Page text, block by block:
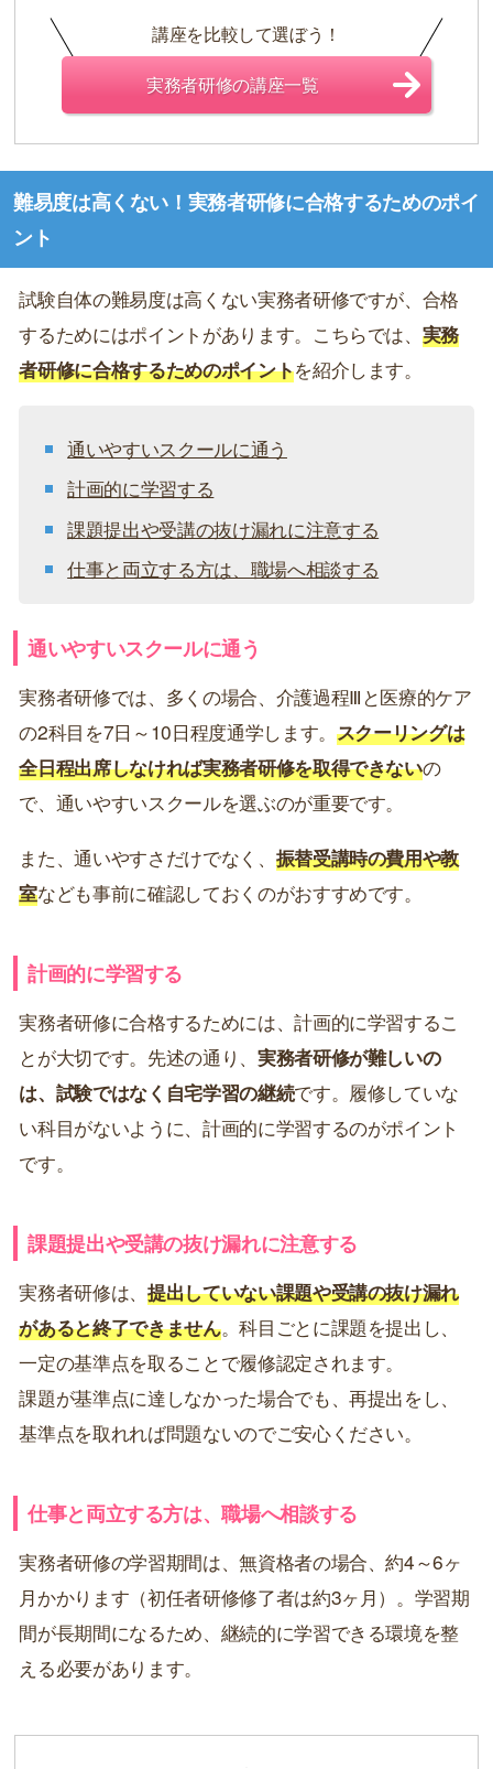
講座を比較して選ぼう！
実務者研修の講座一覧
難易度は高くない！実務者研修に合格するためのポイ
ント
試験自体の難易度は高くない実務者研修ですが、合格
するためにはポイントがあります。こちらでは、 実務
者研修に合格するためのポイントを紹介します。
通いやすいスクールに通う
計画的に学習する
課題提出や受講の抜け漏れに注意する
仕事と両立する方は、職場へ相談する
通いやすいスクールに通う
実務者研修では、多くの場合、介護過程Ⅲと医療的ケア
の2科目を7日～10日程度通学します。 スクーリングは
全日程出席しなければ実務者研修を取得できないの
で、通いやすいスクールを選ぶのが重要です。
また、通いやすさだけでなく、 振替受講時の費用や教
室なども事前に確認しておくのがおすすめです。
計画的に学習する
実務者研修に合格するためには、計画的に学習するこ
とが大切です。先述の通り、 実務者研修が難しいの
は、試験ではなく自宅学習の継続です。履修していな
い科目がないように、計画的に学習するのがポイント
です。
課題提出や受講の抜け漏れに注意する
実務者研修は、提出していない課題や受講の抜け漏れ
があると終了できません。科目ごとに課題を提出し、
一定の基準点を取ることで履修認定されます。
課題が基準点に達しなかった場合でも、再提出をし、
基準点を取れれば問題ないのでご安心ください。
仕事と両立する方は、職場へ相談する
実務者研修の学習期間は、無資格者の場合、約4～6ヶ
月かかります（初任者研修修了者は約3ヶ月）。学習期
間が長期間になるため、継続的に学習できる環境を整
える必要があります。